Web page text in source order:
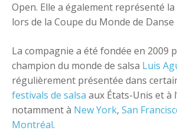
Open. Elle a également représenté
lors de la Coupe du Monde de Danse
La compagnie a été fondée en 2009
champion du monde de salsa Luis
régulièrement présentée dans
festivals de salsa aux États-Unis et à
notamment à New York, San
Montréal.